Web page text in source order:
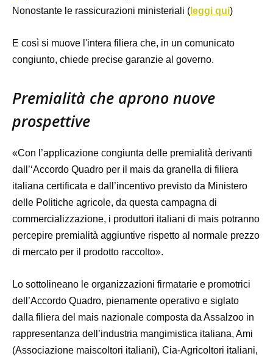
Nonostante le rassicurazioni ministeriali ( leggi qui)
E così si muove l'intera filiera che, in un comunicato
congiunto, chiede precise garanzie al governo.
Premialità che aprono nuove
prospettive
«Con l’applicazione congiunta delle premialità derivanti
dall’‘Accordo Quadro per il mais da granella di filiera
italiana certificata e dall’incentivo previsto da Ministero
delle Politiche agricole, da questa campagna di
commercializzazione, i produttori italiani di mais potranno
percepire premialità aggiuntive rispetto al normale prezzo
di mercato per il prodotto raccolto».
Lo sottolineano le organizzazioni firmatarie e promotrici
dell’Accordo Quadro, pienamente operativo e siglato
dalla filiera del mais nazionale composta da Assalzoo in
rappresentanza dell’industria mangimistica italiana, Ami
(Associazione maiscoltori italiani), Cia-Agricoltori italiani,